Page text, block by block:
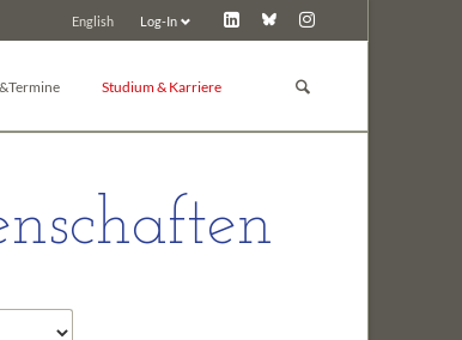
Log-In
English
überspringen
Studium & Karriere
Post-Docs & Jungwissenschaftler